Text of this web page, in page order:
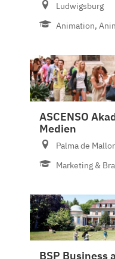
Ludwigsburg
Animation,
ASCENSO
Medien
Palma de
Marketing &
BSP Business